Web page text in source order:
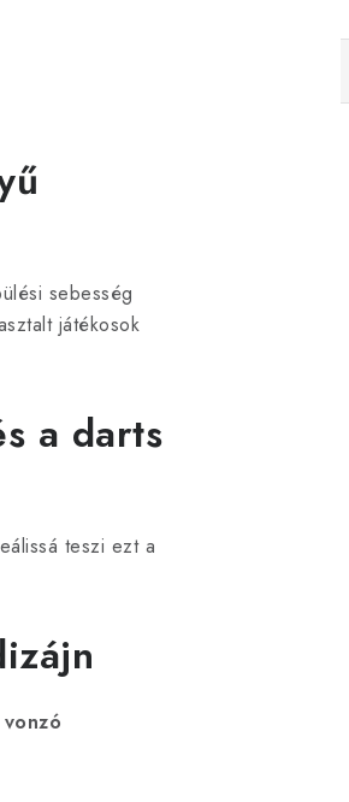
sebesség
játékosok
a darts
teszi ezt a
vonzó